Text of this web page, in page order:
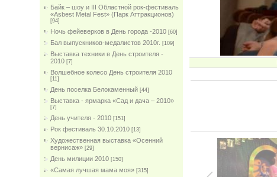
Байк – шоу и III Областной рок-фестиваль
«Asbest Metal Fest» (Парк Аттракционов)
[94]
Ночь фейеверков в День города -2010 [60]
Бал выпускников-медалистов 2010г. [109]
Выставка техники в День строителя -
2010 [7]
Волшебное колесо День строителя 2010
[11]
День поселка Белокаменный [44]
Выставка - ярмарка «Сад и дача – 2010»
[7]
День учителя - 2010 [151]
Рок фестиваль 30.10.2010 [13]
Художественная выставка «Осенний
вернисаж» [29]
День милиции 2010 [150]
«Самая лучшая мама моя» [315]